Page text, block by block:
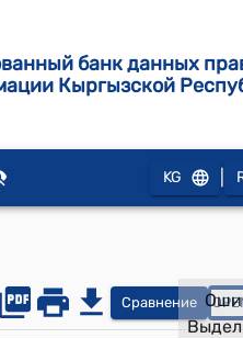
банк данных
Кыргызской
KG
Сравнение